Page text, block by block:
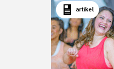
artikel